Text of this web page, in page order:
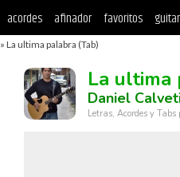
acordes afinador favoritos
» La ultima palabra (Tab)
La ultima
Daniel
Letras, Acordes y